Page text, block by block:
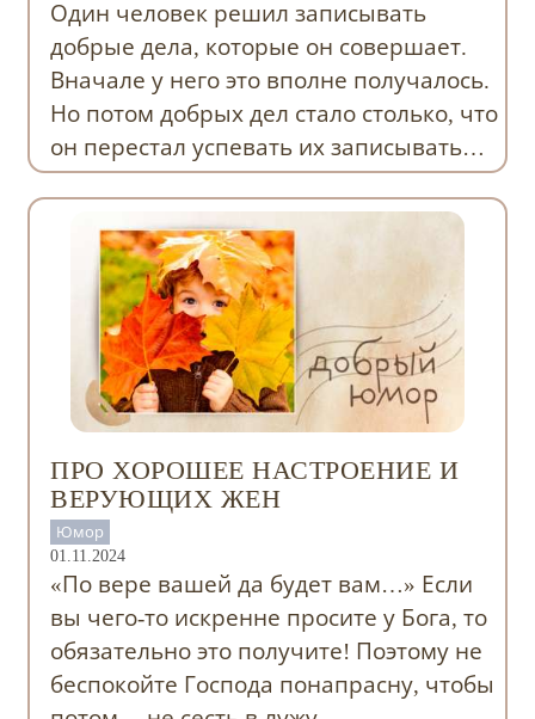
Один человек решил записывать
добрые дела, которые он совершает.
Вначале у него это вполне получалось.
Но потом добрых дел стало столько, что
он перестал успевать их записывать…
ПРО ХОРОШЕЕ НАСТРОЕНИЕ И
ВЕРУЮЩИХ ЖЕН
Юмор
01.11.2024
«По вере вашей да будет вам…» Если
вы чего-то искренне просите у Бога, то
обязательно это получите! Поэтому не
беспокойте Господа понапрасну, чтобы